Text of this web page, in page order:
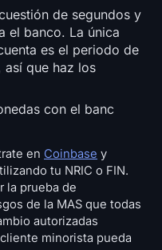
de segundos y
el banco. La única
es el periodo de
así que haz los
con el banc
en Coinbase y
tu NRIC o FIN.
la prueba de
de la MAS que todas
autorizadas
minorista pueda